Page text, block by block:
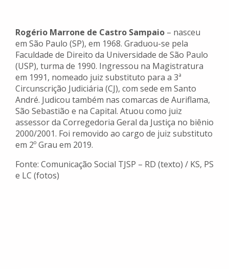
Rogério Marrone de Castro Sampaio – nasceu
em São Paulo (SP), em 1968. Graduou-se pela
Faculdade de Direito da Universidade de São Paulo
(USP), turma de 1990. Ingressou na Magistratura
em 1991, nomeado juiz substituto para a 3ª
Circunscrição Judiciária (CJ), com sede em Santo
André. Judicou também nas comarcas de Auriflama,
São Sebastião e na Capital. Atuou como juiz
assessor da Corregedoria Geral da Justiça no biênio
2000/2001. Foi removido ao cargo de juiz substituto
em 2º Grau em 2019.
Fonte: Comunicação Social TJSP – RD (texto) / KS, PS
e LC (fotos)